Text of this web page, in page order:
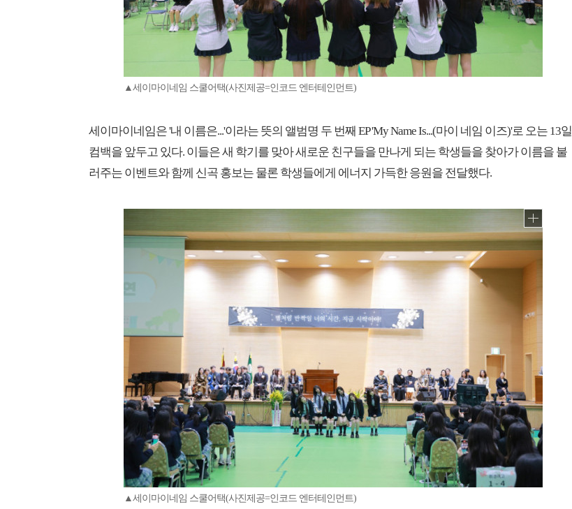
▲세이마이네임 스쿨어택(사진제공=인코드 엔터테인먼트)
세이마이네임은 '내 이름은...'이라는 뜻의 앨범명 두 번째 EP 'My Name Is...(마이 네임 이즈)'로 오는 13일
컴백을 앞두고 있다. 이들은 새 학기를 맞아 새로운 친구들을 만나게 되는 학생들을 찾아가 이름을 불
러주는 이벤트와 함께 신곡 홍보는 물론 학생들에게 에너지 가득한 응원을 전달했다.
▲세이마이네임 스쿨어택(사진제공=인코드 엔터테인먼트)